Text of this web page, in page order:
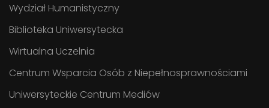
Wydział Humanistyczny
Biblioteka Uniwersytecka
Wirtualna Uczelnia
Centrum Wsparcia Osób z Niepełnosprawnościami
Uniwersyteckie Centrum Mediów